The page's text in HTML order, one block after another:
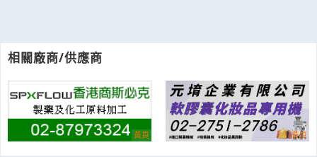
相關廠商/供應商